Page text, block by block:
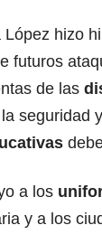
hizo
futuros
de las
seguridad
a los
y a los